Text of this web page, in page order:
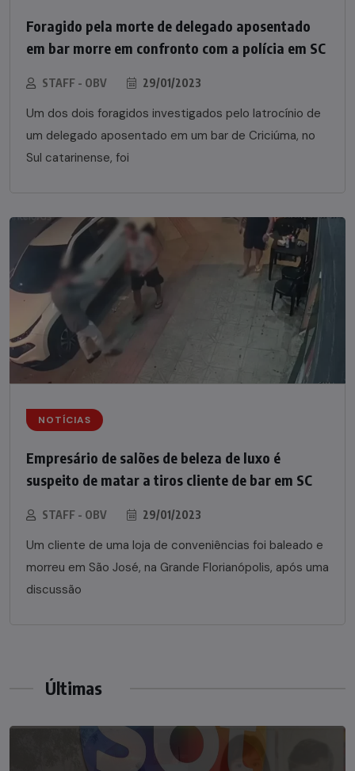
Foragido pela morte de delegado aposentado
em bar morre em confronto com a polícia em SC
STAFF - OBV 29/01/2023
Um dos dois foragidos investigados pelo latrocínio de
um delegado aposentado em um bar de Criciúma, no
Sul catarinense, foi
NOTÍCIAS
Empresário de salões de beleza de luxo é
suspeito de matar a tiros cliente de bar em SC
STAFF - OBV 29/01/2023
Um cliente de uma loja de conveniências foi baleado e
morreu em São José, na Grande Florianópolis, após uma
discussão
Últimas